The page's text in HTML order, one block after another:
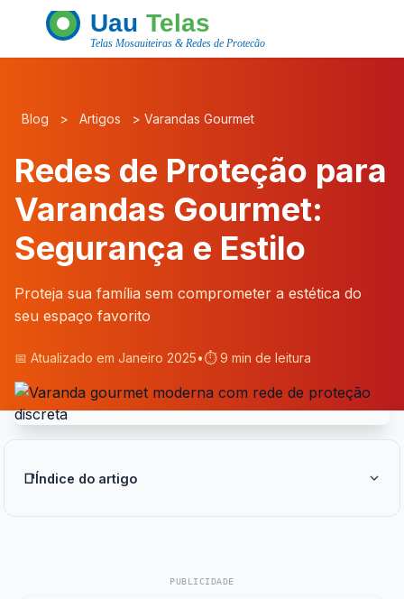
Blog > Artigos > Varandas Gourmet
Redes de Proteção para
Varandas Gourmet:
Segurança e Estilo
Proteja sua família sem comprometer a estética do
seu espaço favorito
📅 Atualizado em Janeiro 2025•⏱️ 9 min de leitura
📑Índice do artigo
PUBLICIDADE